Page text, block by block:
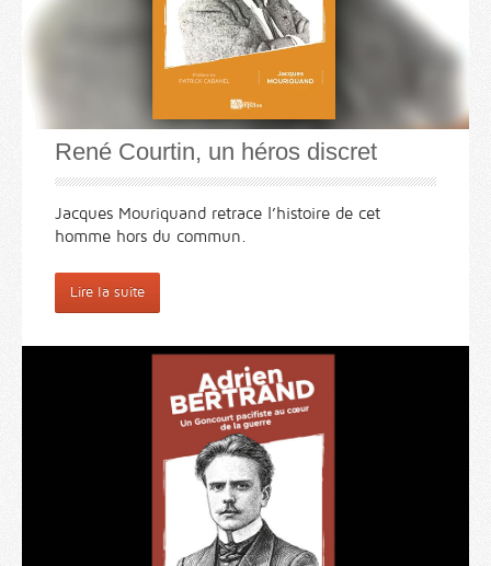
René Courtin, un héros discret
Jacques Mouriquand retrace l’histoire de cet
homme hors du commun.
Lire la suite